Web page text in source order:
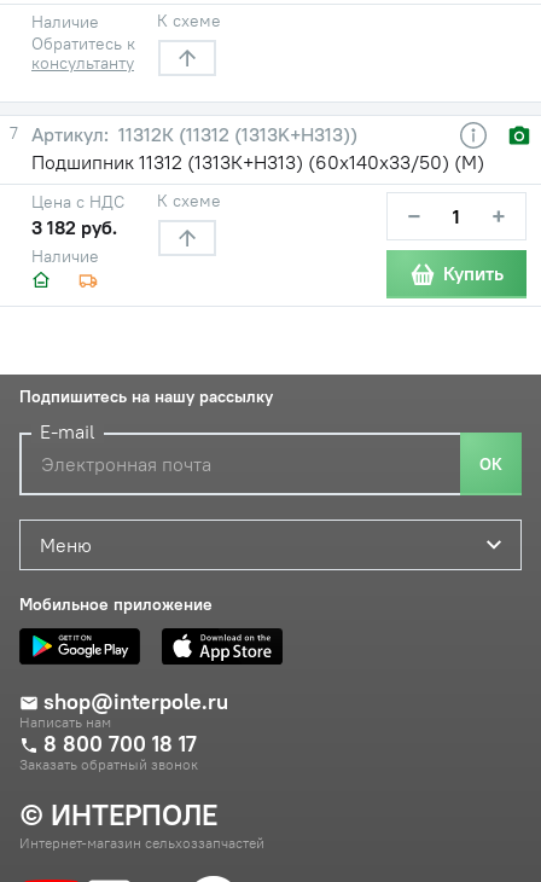
Наличие
Обратитесь к
консультанту
К схеме
7
11312К (11312 (1313K+H313))
Подшипник 11312 (1313К+Н313) (60х140х33/50) (М)
Наличие
Цена с НДС
3 182 руб.
К схеме − +
Купить
© ИНТЕРПОЛЕ
Интернет-магазин сельхоззапчастей
Меню
Мобильное приложение
shop@interpole.ru
Написать нам
8 800 700 18 17
Заказать обратный звонок
Подпишитесь на нашу рассылку
E-mail
ОК